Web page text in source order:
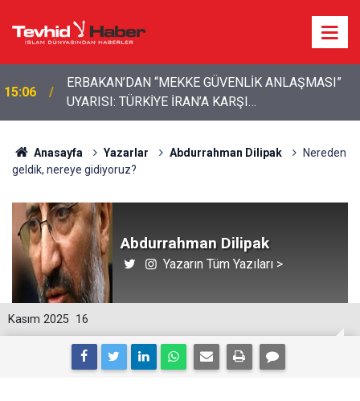
15:06
ERBAKAN’DAN “MEKKE GÜVENLİK ANLAŞMASI”
UYARISI: TÜRKİYE İRAN’A KARŞI
KONUMLANDIRILMAMALI
Anasayfa Yazarlar Abdurrahman Dilipak
Nereden
geldik, nereye gidiyoruz?
Abdurrahman Dilipak
Yazarın Tüm Yazıları >
16
Kasım 2025